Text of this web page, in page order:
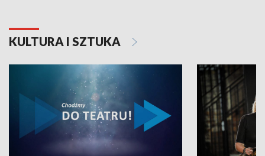
KULTURA I SZTUKA